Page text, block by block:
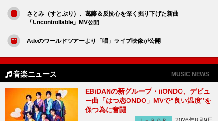
さとみ（すとぷり）、葛藤＆反抗心を深く掘り下げた新曲
「Uncontrollable」MV公開
Adoのワールドツアーより「唱」ライブ映像が公開
音楽ニュース MUSIC NEWS
EBiDANの新グループ・iiONDO、デビュ
ー曲「はつ恋ONDO」MVで“良い温度”を
保つ為に奮闘